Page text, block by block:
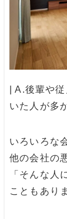
| A.後輩や
いた人が多
いろいろな
他の会社の
「そんな人
こともあり